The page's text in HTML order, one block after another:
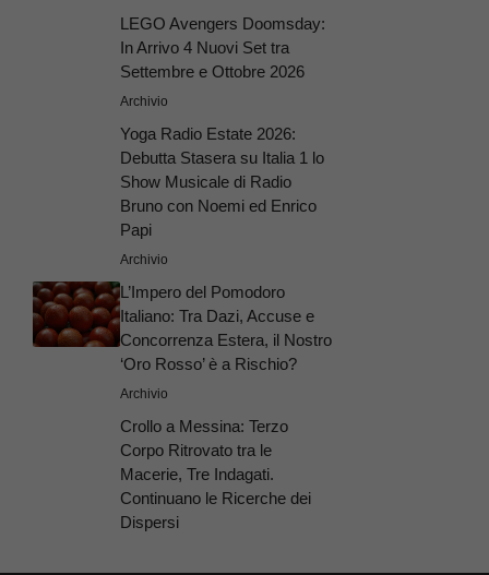
LEGO Avengers Doomsday:
In Arrivo 4 Nuovi Set tra
Settembre e Ottobre 2026
Archivio
Yoga Radio Estate 2026:
Debutta Stasera su Italia 1 lo
Show Musicale di Radio
Bruno con Noemi ed Enrico
Papi
Archivio
L’Impero del Pomodoro
Italiano: Tra Dazi, Accuse e
Concorrenza Estera, il Nostro
‘Oro Rosso’ è a Rischio?
Archivio
Crollo a Messina: Terzo
Corpo Ritrovato tra le
Macerie, Tre Indagati.
Continuano le Ricerche dei
Dispersi